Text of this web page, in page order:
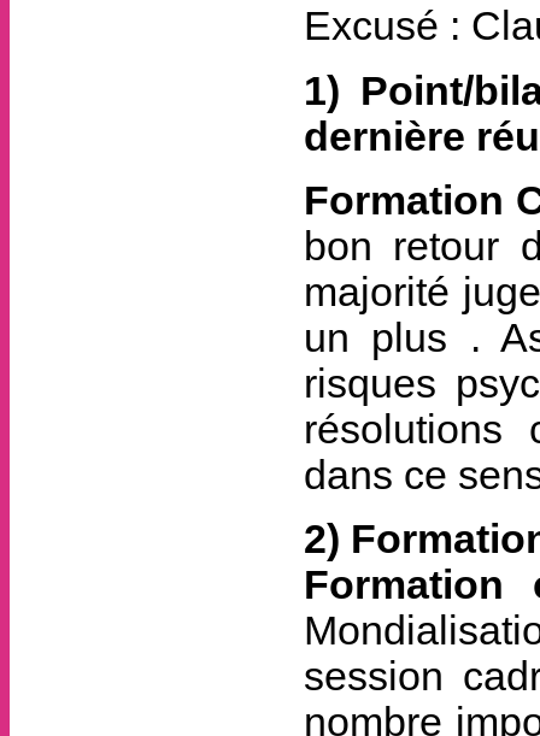
Excusé :
1) Point/
dernière
Formation
bon retour
majorité
un plus .
risques
résolutions
dans ce
2)
Formation
session
nombre